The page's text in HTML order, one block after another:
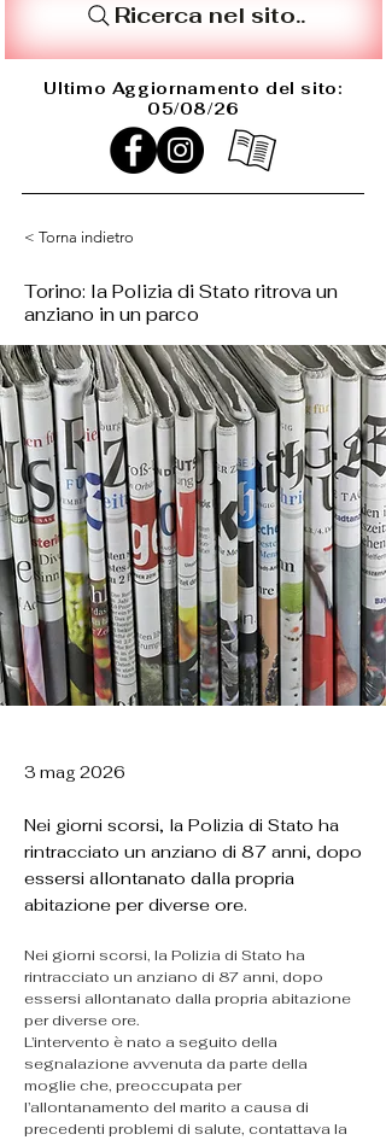
Ricerca nel sito..
Ultimo Aggiornamento del sito:
05/08/26
< Torna indietro
Torino: la Polizia di Stato ritrova un
anziano in un parco
3 mag 2026
Nei giorni scorsi, la Polizia di Stato ha
rintracciato un anziano di 87 anni, dopo
essersi allontanato dalla propria
abitazione per diverse ore.
Nei giorni scorsi, la Polizia di Stato ha
rintracciato un anziano di 87 anni, dopo
essersi allontanato dalla propria abitazione
per diverse ore.
L’intervento è nato a seguito della
segnalazione avvenuta da parte della
moglie che, preoccupata per
l’allontanamento del marito a causa di
precedenti problemi di salute, contattava la